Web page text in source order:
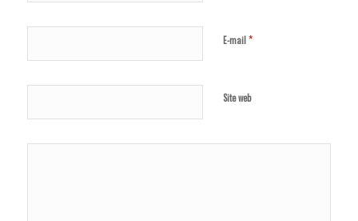
E-mail*
Site web